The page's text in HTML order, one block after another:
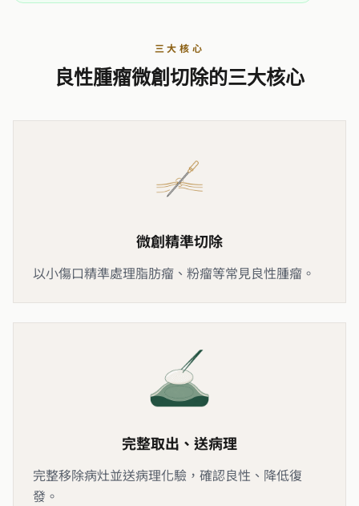
三大核心
良性腫瘤微創切除的三大核心
微創精準切除
以小傷口精準處理脂肪瘤、粉瘤等常見良性腫瘤。
完整取出、送病理
完整移除病灶並送病理化驗，確認良性、降低復
發。